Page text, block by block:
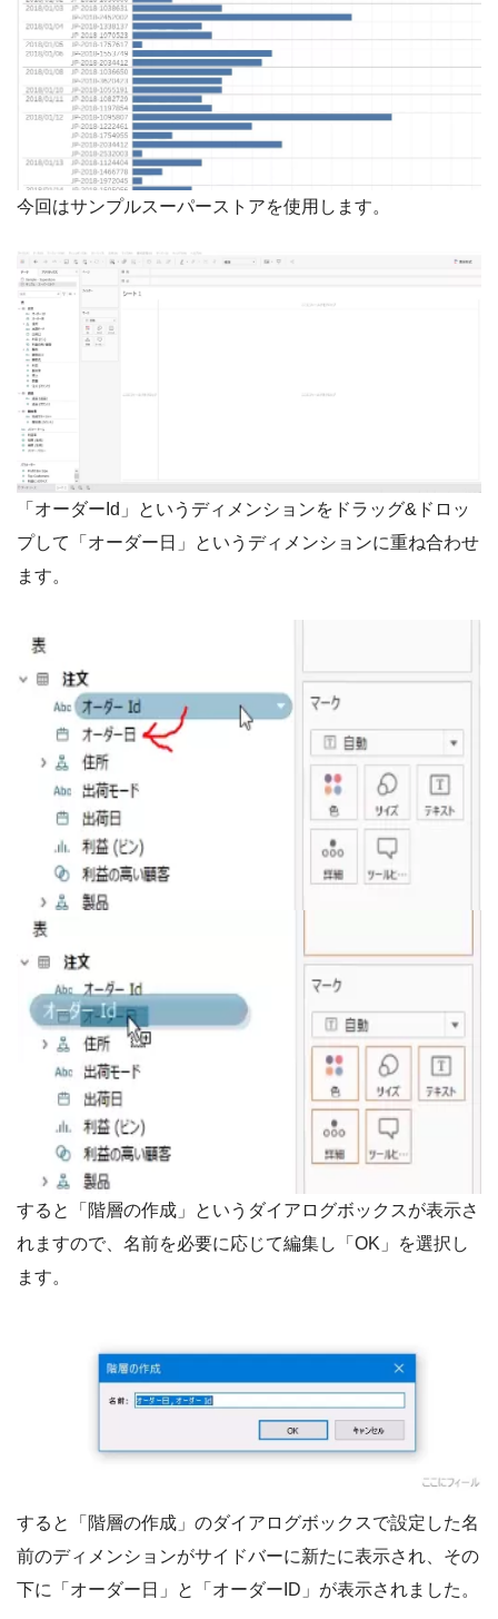
今回はサンプルスーパーストアを使用します。
「オーダーId」というディメンションをドラッグ&ドロッ
プして「オーダー日」というディメンションに重ね合わせ
ます。
すると「階層の作成」というダイアログボックスが表示さ
れますので、名前を必要に応じて編集し「OK」を選択し
ます。
すると「階層の作成」のダイアログボックスで設定した名
前のディメンションがサイドバーに新たに表示され、その
下に「オーダー日」と「オーダーID」が表示されました。